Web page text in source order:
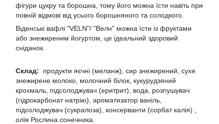
фігури цукру та борошна, тому його можна їсти навіть при
повній відмові від усього борошняного та солодкого.
Віденські вафлі "VELN"/ "Велн" можна їсти із фруктами
або знежиреним йогуртом, це ідеальний здоровий
сніданок.
Склад: продукти яєчні (меланж), сир знежирений, сухе
знежирене молоко, молочний білок, кукурудзяний
крохмаль, підсолоджувач (еритрит), вода, розпушувач
(гідрокарбонат натрію), ароматизатор ваніль,
підсолоджувач (сукралоза), консерванти (сорбат калія) ,
олія Рослина сонечника.